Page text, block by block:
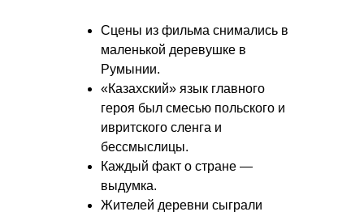
Сцены из фильма снимались в
маленькой деревушке в
Румынии.
«Казахский» язык главного
героя был смесью польского и
ивритского сленга и
бессмыслицы.
Каждый факт о стране —
выдумка.
Жителей деревни сыграли